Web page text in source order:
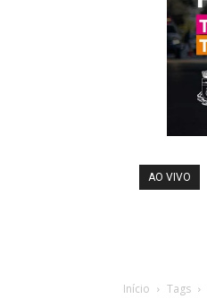
AO VIVO
Início Tags